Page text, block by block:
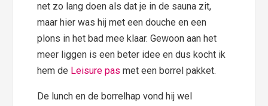
net zo lang doen als dat je in de sauna zit,
maar hier was hij met een douche en een
plons in het bad mee klaar. Gewoon aan het
meer liggen is een beter idee en dus kocht ik
hem de Leisure pas met een borrel pakket.
De lunch en de borrelhap vond hij wel